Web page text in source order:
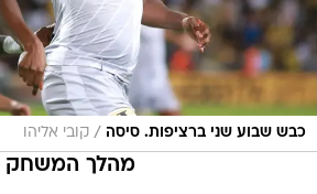
כבש שבוע שני ברציפות. סיסה / קובי אליהו
מהלך המשחק